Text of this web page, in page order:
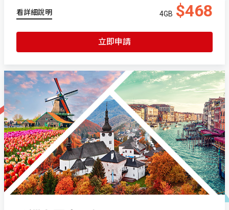
看詳細說明 4GB $468
立即申請